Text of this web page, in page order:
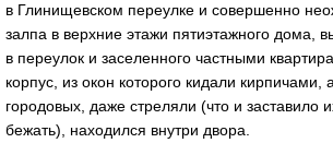
в Глинищевском переулке и совершенно
залпа в верхние этажи пятиэтажного дома,
в переулок и заселенного частными
корпус, из окон которого кидали
городовых, даже стреляли (что и заставило
бежать), находился внутри двора.